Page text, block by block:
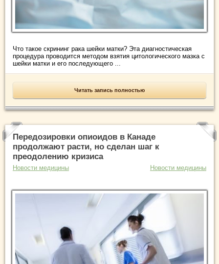
Что такое скрининг рака шейки матки? Эта диагностическая
процедура проводится методом взятия цитологического мазка с
шейки матки и его последующего ...
Читать запись полностью
Передозировки опиоидов в Канаде
продолжают расти, но сделан шаг к
преодолению кризиса
Новости медицины Новости медицины